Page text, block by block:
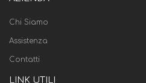
Chi Siamo
Assistenza
Contatti
LINK UTILI